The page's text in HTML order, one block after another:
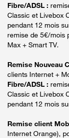
Fibre/ADSL :
Classic et Livebox
pendant 12 mois
remise de 5€/mois
Max + Smart TV.
Remise Nouveau
clients Internet +
Fibre/ADSL :
Classic et Livebox
pendant 12 mois
Remise client
Internet Orange),